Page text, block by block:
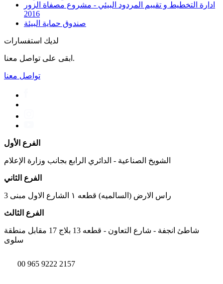
ادارة التخطيط و تقييم المردود البيئي - مشروع مصفاة الزور
2016
صندوق حماية البيئة
لديك استفسارات
ابقى على تواصل معنا.
تواصل معنا
الفرع الأول
الشويخ الصناعية - الدائري الرابع بجانب وزارة الإعلام
الفرع الثاني
راس الارض (السالميه) قطعه ١ الشارع الاول مبنى 3
الفرع الثالث
شاطئ انجفة - شارع التعاون - قطعه 13 بلاج 17 مقابل منطقة
سلوى
00 965 9222 2157